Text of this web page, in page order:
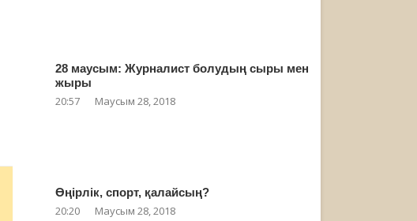
28 маусым: Журналист болудың сыры мен
жыры
20:57 Маусым 28, 2018
Өңірлік, спорт, қалайсың?
20:20 Маусым 28, 2018